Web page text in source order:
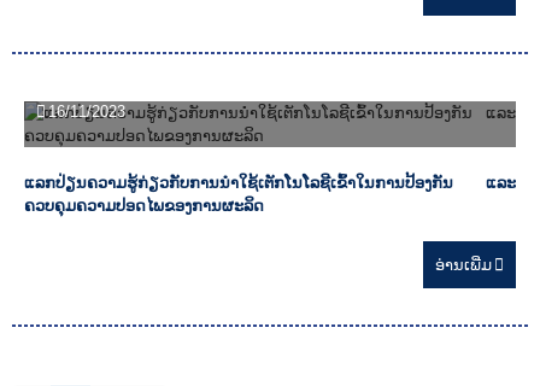
16/11/2023
ແລກປ່ຽນຄວາມຮູ້ກ່ຽວກັບການນຳໃຊ້ເຕັກໂນໂລຊີເຂົ້າໃນການປ້ອງກັນ ແລະ
ຄວບຄຸມຄວາມປອດໄພຂອງການຜະລິດ
ອ່ານ​ເພີ່ມ